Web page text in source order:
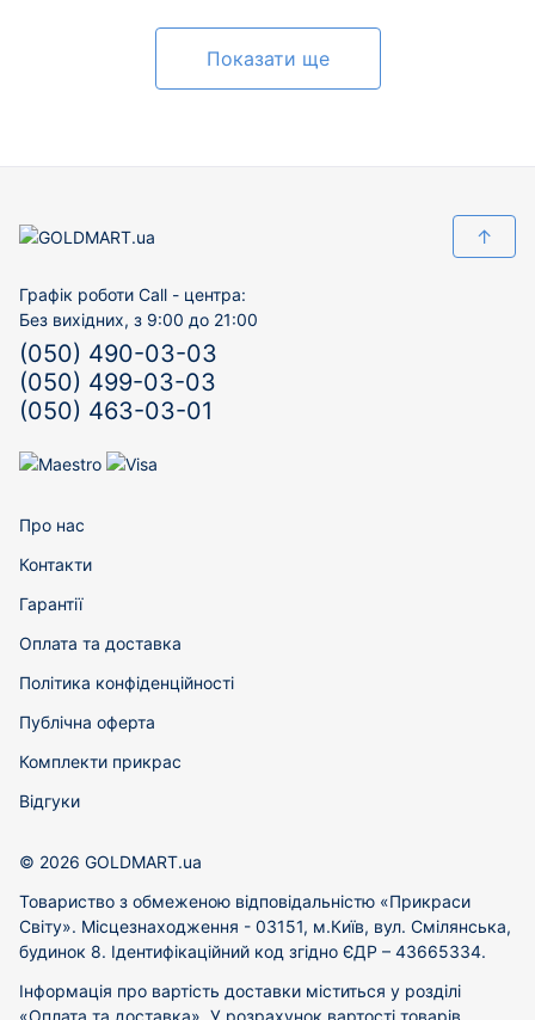
Показати ще
↑
Графік роботи Call - центра:
Без вихідних, з 9:00 до 21:00
(050) 490-03-03
(050) 499-03-03
(050) 463-03-01
Про нас
Контакти
Гарантії
Оплата та доставка
Політика конфіденційності
Публічна оферта
Комплекти прикрас
Відгуки
© 2026 GOLDMART.ua
Товариство з обмеженою відповідальністю «Прикраси
Світу». Місцезнаходження - 03151, м.Київ, вул. Смілянська,
будинок 8. Ідентифікаційний код згідно ЄДР – 43665334.
Інформація про вартість доставки міститься у розділі
«Оплата та доставка». У розрахунок вартості товарів